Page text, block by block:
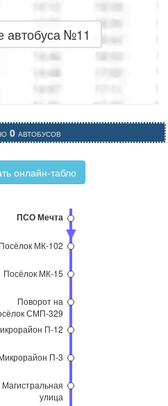
автобуса №11
0 автобусов
ПСО Мечта
Посёлок МК-102
Посёлок МК-15
Поворот на
СМП-329
П-12
П-3
Магистральная
улица